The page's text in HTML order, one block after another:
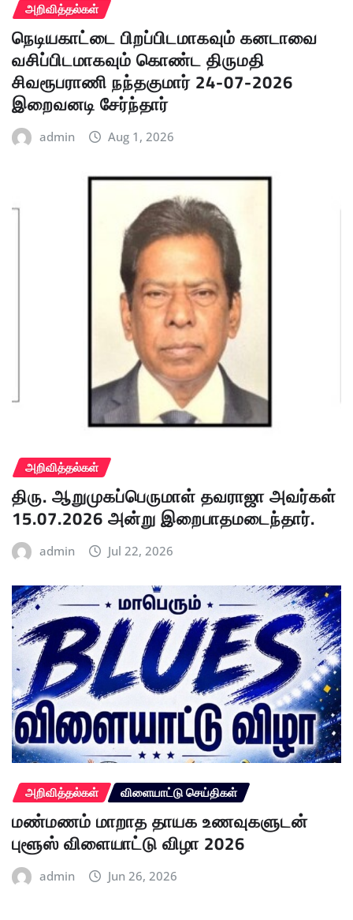
அறிவித்தல்கள்
நெடியகாட்டை பிறப்பிடமாகவும் கனடாவை
வசிப்பிடமாகவும் கொண்ட திருமதி
சிவரூபராணி நந்தகுமார் 24-07-2026
இறைவனடி சேர்ந்தார்
admin Aug 1, 2026
அறிவித்தல்கள்
திரு. ஆறுமுகப்பெருமாள் தவராஜா அவர்கள்
15.07.2026 அன்று இறைபாதமடைந்தார்.
admin Jul 22, 2026
அறிவித்தல்கள் விளையாட்டு செய்திகள்
மண்மணம் மாறாத தாயக உணவுகளுடன்
புளூஸ் விளையாட்டு விழா 2026
admin Jun 26, 2026